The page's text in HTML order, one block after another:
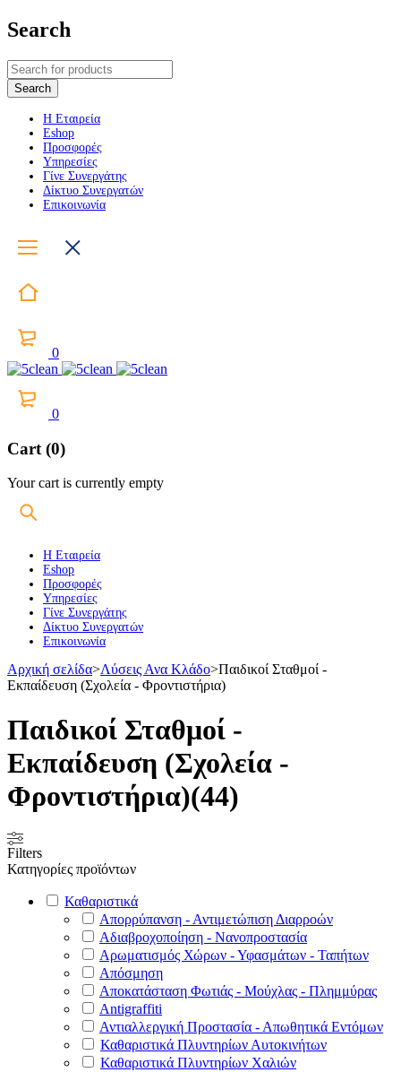
Search
Η Εταιρεία
Eshop
Προσφορές
Υπηρεσίες
Γίνε Συνεργάτης
Δίκτυο Συνεργατών
Επικοινωνία
0
0
Cart (0)
Your cart is currently empty
Η Εταιρεία
Eshop
Προσφορές
Υπηρεσίες
Γίνε Συνεργάτης
Δίκτυο Συνεργατών
Επικοινωνία
Αρχική σελίδα>Λύσεις Ανα Κλάδο>Παιδικοί Σταθμοί -
Εκπαίδευση (Σχολεία - Φροντιστήρια)
Παιδικοί Σταθμοί -
Εκπαίδευση (Σχολεία -
Φροντιστήρια)(44)
Filters
Κατηγορίες προϊόντων
Καθαριστικά
Απορρύπανση - Αντιμετώπιση Διαρροών
Αδιαβροχοποίηση - Νανοπροστασία
Αρωματισμός Χώρων - Υφασμάτων - Ταπήτων
Απόσμηση
Αποκατάσταση Φωτιάς - Μούχλας - Πλημμύρας
Antigraffiti
Αντιαλλεργική Προστασία - Απωθητικά Εντόμων
Καθαριστικά Πλυντηρίων Αυτοκινήτων
Καθαριστικά Πλυντηρίων Χαλιών